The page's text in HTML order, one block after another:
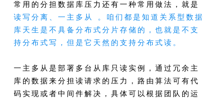
常用的分担数据库压力还有一种常用做法，就是
读写分离、一主多从 。咱们都是知道关系型数据
库天生是不具备分布式分片存储的，也就是不支
持分布式写，但是它天然的支持分布式读。
一主多从是部署多台从库只读实例，通过冗余主
库的数据来分担读请求的压力，路由算法可有代
码实现或者中间件解决，具体可以根据团队的运